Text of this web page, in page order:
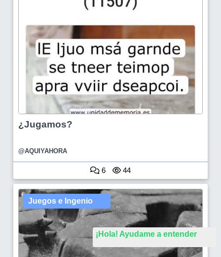
¡Hola! Ayudame a entender
¿Jugamos?
@AQUIYAHORA
6 44
Juegos e Ingenio